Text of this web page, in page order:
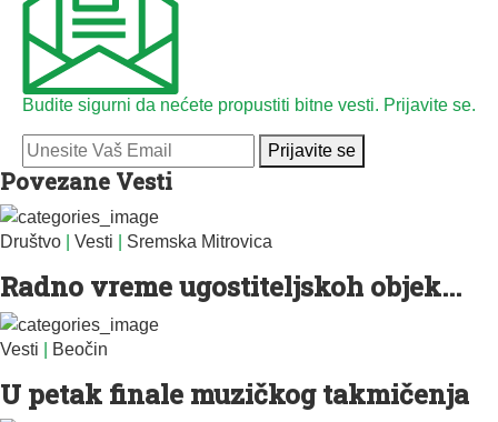
Budite sigurni da nećete propustiti bitne vesti. Prijavite se.
Prijavite se
Povezane Vesti
Društvo Vesti Sremska Mitrovica
Radno vreme ugostiteljskoh objek...
Vesti Beočin
U petak finale muzičkog takmičenja